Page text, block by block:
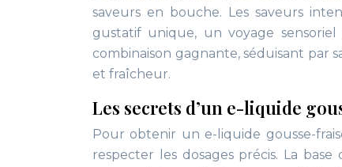
saveurs en bouche. Les saveurs
gustatif unique, un voyage
combinaison gagnante, séduisant
et fraîcheur.
Les secrets d’un e-liquide
Pour obtenir un e-liquide gousse-
respecter les dosages précis. La